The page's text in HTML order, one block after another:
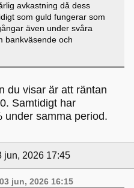
avkastning då dess
som guld fungerar som
även under svåra
bankväsende och
du visar är att räntan
Samtidigt har
under samma period.
jun, 2026 17:45
jun, 2026 16:15